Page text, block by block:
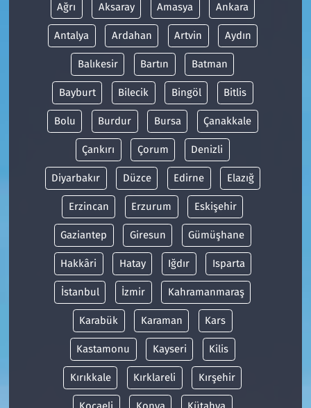
Ağrı Aksaray Amasya Ankara
Antalya Ardahan Artvin Aydın
Balıkesir Bartın Batman
Bayburt Bilecik Bingöl Bitlis
Bolu Burdur Bursa Çanakkale
Çankırı Çorum Denizli
Diyarbakır Düzce Edirne Elazığ
Erzincan Erzurum Eskişehir
Gaziantep Giresun Gümüşhane
Hakkâri Hatay Iğdır Isparta
İstanbul İzmir Kahramanmaraş
Karabük Karaman Kars
Kastamonu Kayseri Kilis
Kırıkkale Kırklareli Kırşehir